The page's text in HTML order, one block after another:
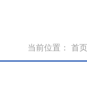
当前位置： 首页